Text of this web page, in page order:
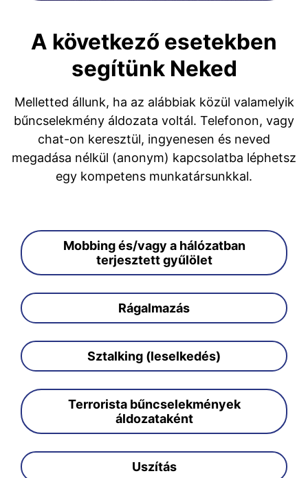
A következő esetekben
segítünk Neked
Melletted állunk, ha az alábbiak közül valamelyik
bűncselekmény áldozata voltál. Telefonon, vagy
chat-on keresztül, ingyenesen és neved
megadása nélkül (anonym) kapcsolatba léphetsz
egy kompetens munkatársunkkal.
Mobbing és/vagy a hálózatban
terjesztett gyűlölet
Rágalmazás
Sztalking (leselkedés)
Terrorista bűncselekmények
áldozataként
Uszítás